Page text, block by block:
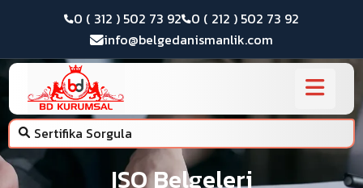
0 ( 312 ) 502 73 92 0 ( 212 ) 502 73 92
info@belgedanismanlik.com
Sertifika Sorgula
ISO Belgeleri